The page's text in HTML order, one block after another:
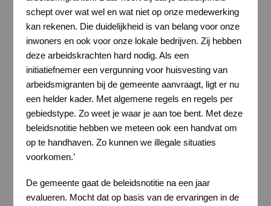
schept over wat wel en wat niet op onze medewerking
kan rekenen. Die duidelijkheid is van belang voor onze
inwoners en ook voor onze lokale bedrijven. Zij hebben
deze arbeidskrachten hard nodig. Als een
initiatiefnemer een vergunning voor huisvesting van
arbeidsmigranten bij de gemeente aanvraagt, ligt er nu
een helder kader. Met algemene regels en regels per
gebiedstype. Zo weet je waar je aan toe bent. Met deze
beleidsnotitie hebben we meteen ook een handvat om
op te handhaven. Zo kunnen we illegale situaties
voorkomen.’
De gemeente gaat de beleidsnotitie na een jaar
evalueren. Mocht dat op basis van de ervaringen in de